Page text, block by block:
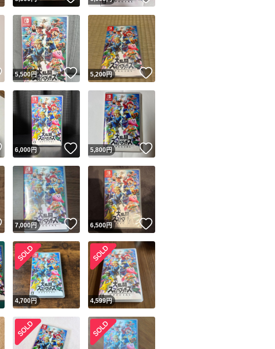
いいね！
5,500円 いいね！
5,200円 いいね！
いいね！
6,000円 いいね！
5,800円
いいね！
7,000円 いいね！
6,500円
4,700円 4,599円